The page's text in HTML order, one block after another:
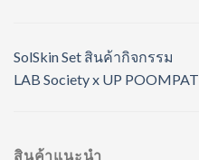
SolSkin Set สินค้ากิจกรรม
LAB Society x UP POOMPAT
สินค้าแนะนำ